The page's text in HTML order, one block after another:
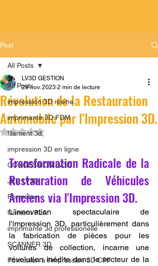
Post
All Posts
impression 3D résine.
imprimante 3D FDM
filament 3d,
impression 3D en ligne
CONCESSION LV3D
JEU LV3D
Formation
filament PLA
imprimante 3d professionelle
SCANNER 3D
Formation à l'impression 3D CPF
All Posts
Révolution de la Restauration
Automobile par l'Impression 3D.
LV3D GESTION
29 nov. 2023 2 min de lecture
Noté NaN étoiles sur 5.
Transformation Radicale de la
Restauration de Véhicules
Anciens via l'Impression 3D.
L'innovation spectaculaire de
l'impression 3D, particulièrement dans
la fabrication de pièces pour les
voitures de collection, incarne une
révolution inédite dans le secteur de la